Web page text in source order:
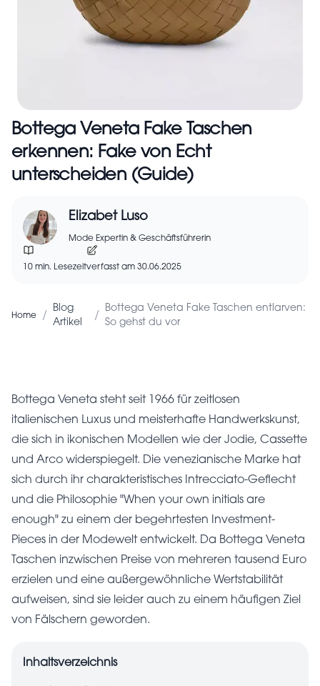
Bottega Veneta Fake Taschen
erkennen: Fake von Echt
unterscheiden (Guide)
Elizabet Luso
Mode Expertin & Geschäftsführerin
10 min. Lesezeitverfasst am 30.06.2025
Home /
Blog
Artikel
/
Bottega Veneta Fake Taschen entlarven:
So gehst du vor
Bottega Veneta steht seit 1966 für zeitlosen
italienischen Luxus und meisterhafte Handwerkskunst,
die sich in ikonischen Modellen wie der Jodie, Cassette
und Arco widerspiegelt. Die venezianische Marke hat
sich durch ihr charakteristisches Intrecciato-Geflecht
und die Philosophie "When your own initials are
enough" zu einem der begehrtesten Investment-
Pieces in der Modewelt entwickelt. Da Bottega Veneta
Taschen inzwischen Preise von mehreren tausend Euro
erzielen und eine außergewöhnliche Wertstabilität
aufweisen, sind sie leider auch zu einem häufigen Ziel
von Fälschern geworden.
Inhaltsverzeichnis